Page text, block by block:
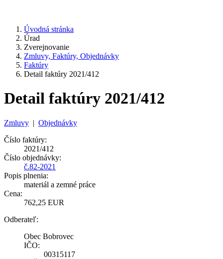
Úvodná stránka
Úrad
Zverejnovanie
Zmluvy, Faktúry, Objednávky
Faktúry
Detail faktúry 2021/412
Detail faktúry 2021/412
Zmluvy | Objednávky
Číslo faktúry:
2021/412
Číslo objednávky:
č.82-2021
Popis plnenia:
materiál a zemné práce
Cena:
762,25 EUR
Odberateľ:
Obec Bobrovec
IČO:
00315117